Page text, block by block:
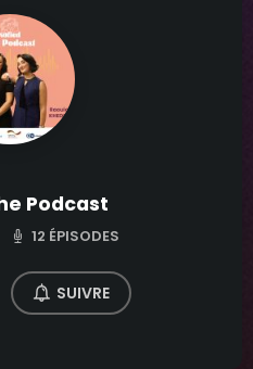
Podcast
12 ÉPISODES
SUIVRE